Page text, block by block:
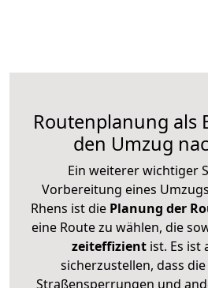
Routenplanung als
den Umzug
Ein weiterer wichtiger
Vorbereitung eines
Rhens ist diePlanung der
eine Route zu wählen, die
zeiteffizientist. Es ist
sicherzustellen, dass
Straßensperrungen und